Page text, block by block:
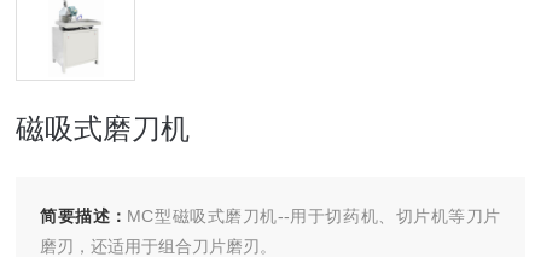
磁吸式磨刀机
简要描述： MC型磁吸式磨刀机--用于切药机、切片机等刀片
磨刃，还适用于组合刀片磨刃。